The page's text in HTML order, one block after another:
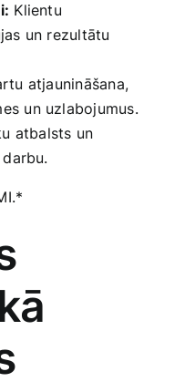
Klientu
un rezultātu
atjaunināšana,
un uzlabojumus.
⁤atbalsts ‌un